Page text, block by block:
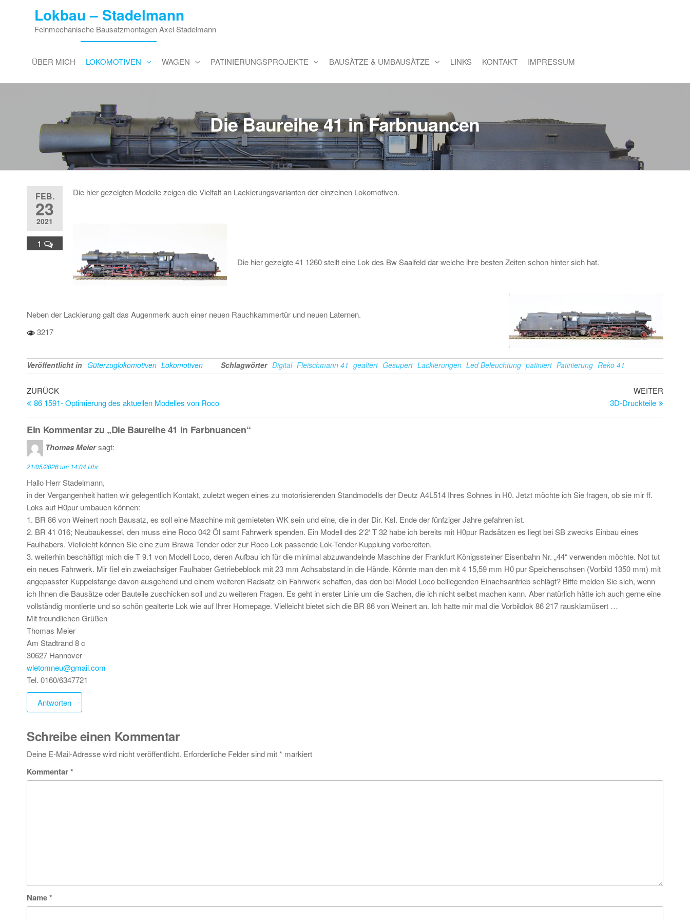
Lokbau – Stadelmann
Feinmechanische Bausatzmontagen Axel Stadelmann
ÜBER MICH LOKOMOTIVEN WAGEN PATINIERUNGSPROJEKTE BAUSÄTZE & UMBAUSÄTZE LINKS KONTAKT IMPRESSUM
Die Baureihe 41 in Farbnuancen
FEB.
23
2021
1
Die hier gezeigten Modelle zeigen die Vielfalt an Lackierungsvarianten der einzelnen Lokomotiven.
Die hier gezeigte 41 1260 stellt eine Lok des Bw Saalfeld dar welche ihre besten Zeiten schon hinter sich hat.
Neben der Lackierung galt das Augenmerk auch einer neuen Rauchkammertür und neuen Laternen.
3217
Veröffentlicht in Güterzuglokomotiven Lokomotiven Schlagwörter Digital Fleischmann 41 gealtert Gesupert Lackierungen Led Beleuchtung patiniert Patinierung Reko 41
Beitragsnavigation
Vorheriger
Beitrag
ZURÜCK
86 1591- Optimierung des aktuellen Modelles von Roco
WEITER
3D-Druckteile
Ein Kommentar zu „Die Baureihe 41 in Farbnuancen“
Thomas Meiersagt:
21/05/2026 um 14:04 Uhr
Hallo Herr Stadelmann,
in der Vergangenheit hatten wir gelegentlich Kontakt, zuletzt wegen eines zu motorisierenden Standmodells der Deutz A4L514 Ihres Sohnes in H0. Jetzt möchte ich Sie fragen, ob sie mir ff.
Loks auf H0pur umbauen können:
1. BR 86 von Weinert noch Bausatz, es soll eine Maschine mit gemieteten WK sein und eine, die in der Dir. Ksl. Ende der fünfziger Jahre gefahren ist.
2. BR 41 016; Neubaukessel, den muss eine Roco 042 Öl samt Fahrwerk spenden. Ein Modell des 2‘2‘ T 32 habe ich bereits mit H0pur Radsätzen es liegt bei SB zwecks Einbau eines
Faulhabers. Vielleicht können Sie eine zum Brawa Tender oder zur Roco Lok passende Lok-Tender-Kupplung vorbereiten.
3. weiterhin beschäftigt mich die T 9.1 von Modell Loco, deren Aufbau ich für die minimal abzuwandelnde Maschine der Frankfurt Königssteiner Eisenbahn Nr. „44“ verwenden möchte. Not tut
ein neues Fahrwerk. Mir fiel ein zweiachsiger Faulhaber Getriebeblock mit 23 mm Achsabstand in die Hände. Könnte man den mit 4 15,59 mm H0 pur Speichenschsen (Vorbild 1350 mm) mit
angepasster Kuppelstange davon ausgehend und einem weiteren Radsatz ein Fahrwerk schaffen, das den bei Model Loco beiliegenden Einachsantrieb schlägt? Bitte melden Sie sich, wenn
ich Ihnen die Bausätze oder Bauteile zuschicken soll und zu weiteren Fragen. Es geht in erster Linie um die Sachen, die ich nicht selbst machen kann. Aber natürlich hätte ich auch gerne eine
vollständig montierte und so schön gealterte Lok wie auf Ihrer Homepage. Vielleicht bietet sich die BR 86 von Weinert an. Ich hatte mir mal die Vorbildlok 86 217 rausklamüsert …
Mit freundlichen Grüßen
Thomas Meier
Am Stadtrand 8 c
30627 Hannover
wletomneu@gmail.com
Tel. 0160/6347721
Antworten
Schreibe einen Kommentar
Deine E-Mail-Adresse wird nicht veröffentlicht. Erforderliche Felder sind mit* markiert
Kommentar*
Name*